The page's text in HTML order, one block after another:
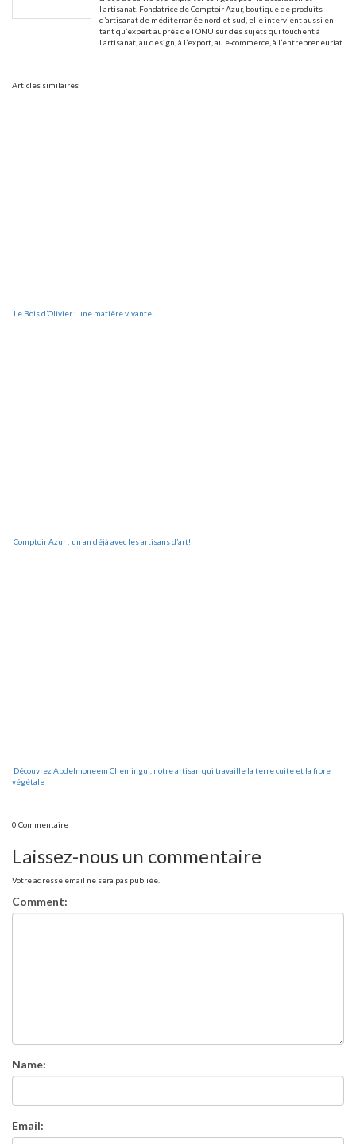
l’artisanat. Fondatrice de Comptoir Azur, boutique de produits
d’artisanat de méditerranée nord et sud, elle intervient aussi en
tant qu’expert auprès de l’ONU sur des sujets qui touchent à
l’artisanat, au design, à l’export, au e-commerce, à l’entrepreneuriat.
Articles similaires
Le Bois d’Olivier : une matière vivante
Comptoir Azur : un an déjà avec les artisans d’art!
Découvrez Abdelmoneem Chemingui, notre artisan qui travaille la terre cuite et la fibre
végétale
0 Commentaire
Laissez-nous un commentaire
Votre adresse email ne sera pas publiée.
Comment:
Name:
Email: